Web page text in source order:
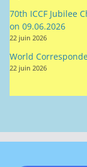
70th ICCF Jubilee
on 09.06.2026
22 juin 2026
World
22 juin 2026